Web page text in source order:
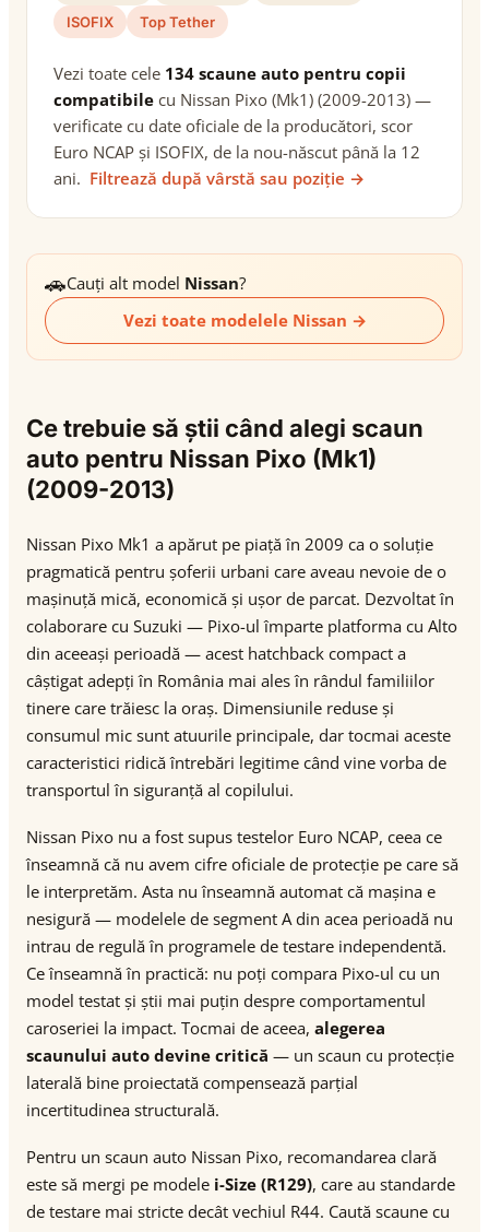
ISOFIX
Top Tether
Vezi toate cele 134 scaune auto pentru copii
compatibile cu Nissan Pixo (Mk1) (2009-2013) —
verificate cu date oficiale de la producători, scor
Euro NCAP și ISOFIX, de la nou-născut până la 12
ani. Filtrează după vârstă sau poziție →
🚗Cauți alt model Nissan?
Vezi toate modelele Nissan →
Ce trebuie să știi când alegi scaun
auto pentru Nissan Pixo (Mk1)
(2009-2013)
Nissan Pixo Mk1 a apărut pe piață în 2009 ca o soluție
pragmatică pentru șoferii urbani care aveau nevoie de o
mașinuță mică, economică și ușor de parcat. Dezvoltat în
colaborare cu Suzuki — Pixo-ul împarte platforma cu Alto
din aceeași perioadă — acest hatchback compact a
câștigat adepți în România mai ales în rândul familiilor
tinere care trăiesc la oraș. Dimensiunile reduse și
consumul mic sunt atuurile principale, dar tocmai aceste
caracteristici ridică întrebări legitime când vine vorba de
transportul în siguranță al copilului.
Nissan Pixo nu a fost supus testelor Euro NCAP, ceea ce
înseamnă că nu avem cifre oficiale de protecție pe care să
le interpretăm. Asta nu înseamnă automat că mașina e
nesigură — modelele de segment A din acea perioadă nu
intrau de regulă în programele de testare independentă.
Ce înseamnă în practică: nu poți compara Pixo-ul cu un
model testat și știi mai puțin despre comportamentul
caroseriei la impact. Tocmai de aceea, alegerea
scaunului auto devine critică — un scaun cu protecție
laterală bine proiectată compensează parțial
incertitudinea structurală.
Pentru un scaun auto Nissan Pixo, recomandarea clară
este să mergi pe modele i-Size (R129), care au standarde
de testare mai stricte decât vechiul R44. Caută scaune cu